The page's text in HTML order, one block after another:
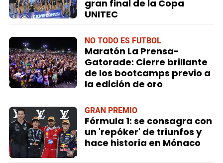
gran final de la Copa
UNITEC
NO TODO ES FUTBOL
Maratón La Prensa-
Gatorade: Cierre brillante
de los bootcamps previo a
la edición de oro
GRAN PREMIO
Fórmula 1: se consagra con
un 'repóker' de triunfos y
hace historia en Mónaco